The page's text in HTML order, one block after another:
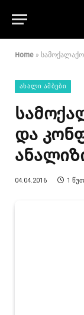
Home »
ᲐᲮᲐᲚᲘ ᲐᲛᲑᲔᲑᲘ
და
04.04.2016 1